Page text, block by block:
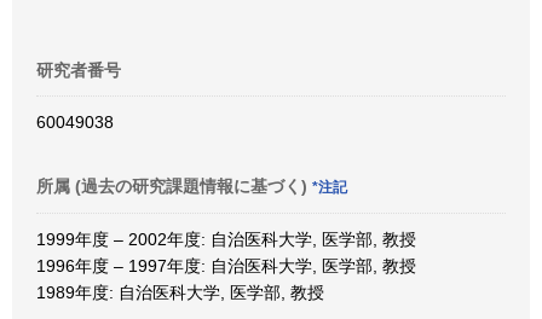
研究者番号
60049038
所属 (過去の研究課題情報に基づく) *注記
1999年度 – 2002年度: 自治医科大学, 医学部, 教授
1996年度 – 1997年度: 自治医科大学, 医学部, 教授
1989年度: 自治医科大学, 医学部, 教授